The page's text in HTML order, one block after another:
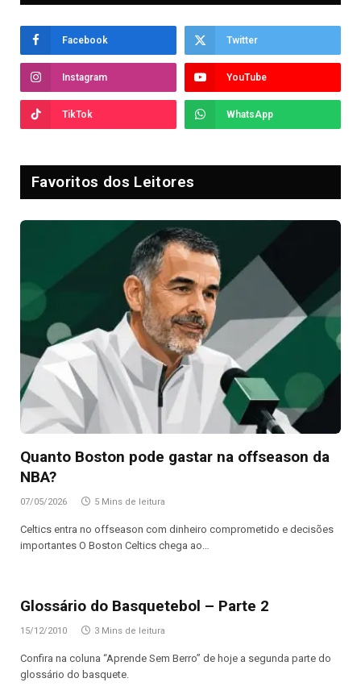
Facebook Twitter
Instagram YouTube
TikTok WhatsApp
Favoritos dos Leitores
Quanto Boston pode gastar na offseason da
NBA?
07/05/2026 5 Mins de leitura
Celtics entra no offseason com dinheiro comprometido e decisões
importantes O Boston Celtics chega ao…
Glossário do Basquetebol – Parte 2
15/12/2010 3 Mins de leitura
Confira na coluna “Aprende Sem Berro” de hoje a segunda parte do
glossário do basquete.